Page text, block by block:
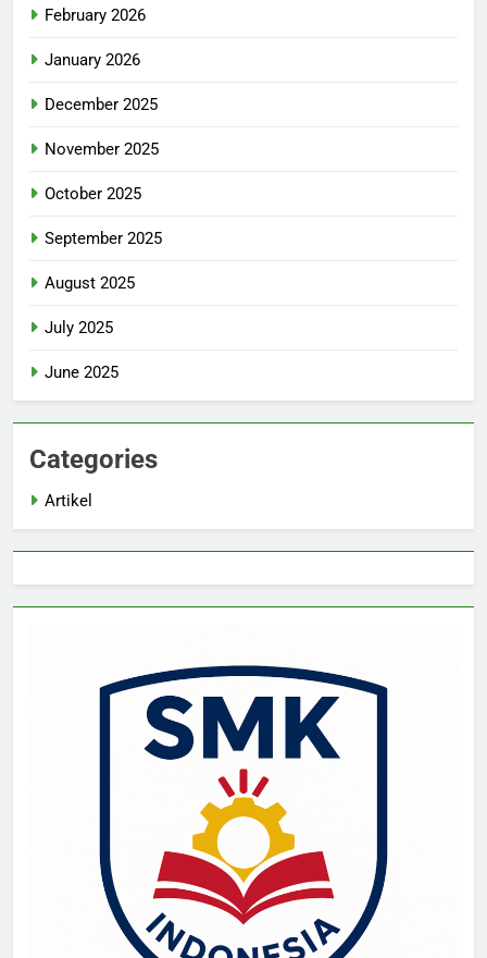
February 2026
January 2026
December 2025
November 2025
October 2025
September 2025
August 2025
July 2025
June 2025
Categories
Artikel